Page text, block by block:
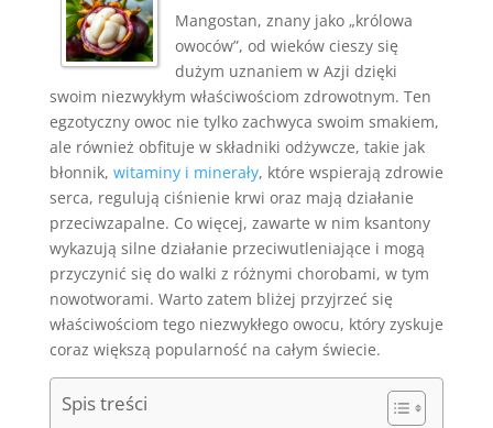
Mangostan, znany jako „królowa
owoców”, od wieków cieszy się
dużym uznaniem w Azji dzięki
swoim niezwykłym właściwościom zdrowotnym. Ten
egzotyczny owoc nie tylko zachwyca swoim smakiem,
ale również obfituje w składniki odżywcze, takie jak
błonnik, witaminy i minerały, które wspierają zdrowie
serca, regulują ciśnienie krwi oraz mają działanie
przeciwzapalne. Co więcej, zawarte w nim ksantony
wykazują silne działanie przeciwutleniające i mogą
przyczynić się do walki z różnymi chorobami, w tym
nowotworami. Warto zatem bliżej przyjrzeć się
właściwościom tego niezwykłego owocu, który zyskuje
coraz większą popularność na całym świecie.
Spis treści